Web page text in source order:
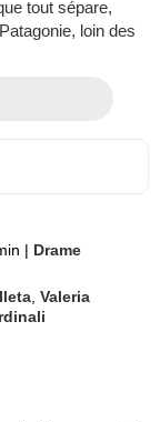
tout sépare,
loin des
| Drame
,Valeria